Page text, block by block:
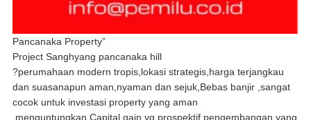
Pancanaka Property”
Project Sanghyang pancanaka hill
?perumahaan modern tropis,lokasi strategis,harga terjangkau
dan suasanapun aman,nyaman dan sejuk,Bebas banjir ,sangat
cocok untuk investasi property yang aman
,menguntungkan,Capital gain yg prospektif pengembangan yang